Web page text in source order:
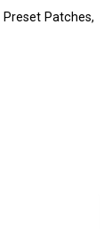
Preset Patches,